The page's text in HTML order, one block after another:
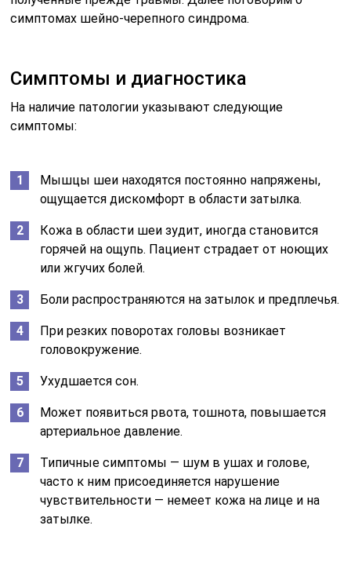
часто к ним присоединяется нарушение
чувствительности — немеет кожа на лице и на
Чтобы диагностировать черепно-шейный синдром,
используют следующие инструментальные методы:
допплерографию шеи;
рентген или КТ;
МРТ.
Виды патологии
Цервикокраниалгии подразделяют на ряд видов,
которые отличаются друг от друга своей следующей